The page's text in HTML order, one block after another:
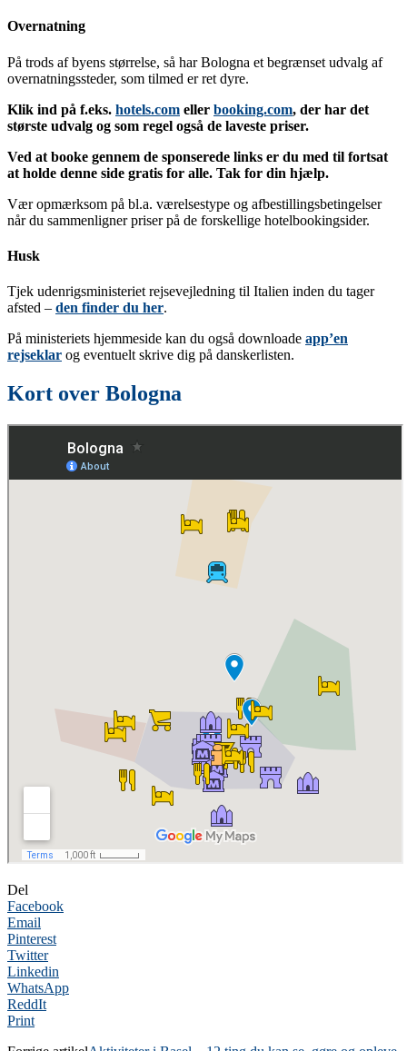
Overnatning
På trods af byens størrelse, så har Bologna et begrænset udvalg af
overnatningssteder, som tilmed er ret dyre.
Klik ind på f.eks. hotels.com eller booking.com, der har det
største udvalg og som regel også de laveste priser.
Ved at booke gennem de sponserede links er du med til fortsat
at holde denne side gratis for alle. Tak for din hjælp.
Vær opmærksom på bl.a. værelsestype og afbestillingsbetingelser
når du sammenligner priser på de forskellige hotelbookingsider.
Husk
Tjek udenrigsministeriet rejsevejledning til Italien inden du tager
afsted – den finder du her.
På ministeriets hjemmeside kan du også downloade app’en
rejseklar og eventuelt skrive dig på danskerlisten.
Kort over Bologna
Del
Facebook
Email
Pinterest
Twitter
Linkedin
WhatsApp
ReddIt
Print